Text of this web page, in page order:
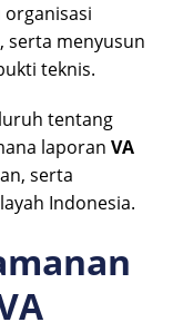
serta menyusun
teknis.
tentang
laporanVA
serta
Indonesia.